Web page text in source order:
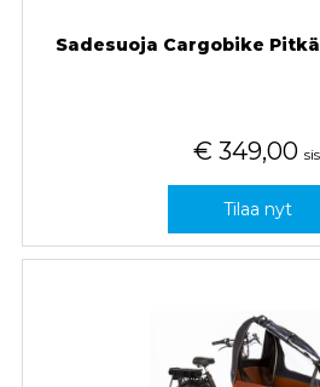
Sadesuoja Cargobike
€ 349,00
Tilaa nyt